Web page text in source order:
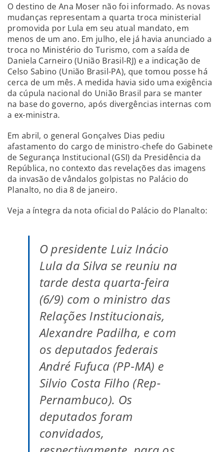
O destino de Ana Moser não foi informado. As novas
mudanças representam a quarta troca ministerial
promovida por Lula em seu atual mandato, em
menos de um ano. Em julho, ele já havia anunciado a
troca no Ministério do Turismo, com a saída de
Daniela Carneiro (União Brasil-RJ) e a indicação de
Celso Sabino (União Brasil-PA), que tomou posse há
cerca de um mês. A medida havia sido uma exigência
da cúpula nacional do União Brasil para se manter
na base do governo, após divergências internas com
a ex-ministra.
Em abril, o general Gonçalves Dias pediu
afastamento do cargo de ministro-chefe do Gabinete
de Segurança Institucional (GSI) da Presidência da
República, no contexto das revelações das imagens
da invasão de vândalos golpistas no Palácio do
Planalto, no dia 8 de janeiro.
Veja a íntegra da nota oficial do Palácio do Planalto:
O presidente Luiz Inácio
Lula da Silva se reuniu na
tarde desta quarta-feira
(6/9) com o ministro das
Relações Institucionais,
Alexandre Padilha, e com
os deputados federais
André Fufuca (PP-MA) e
Silvio Costa Filho (Rep-
Pernambuco). Os
deputados foram
convidados,